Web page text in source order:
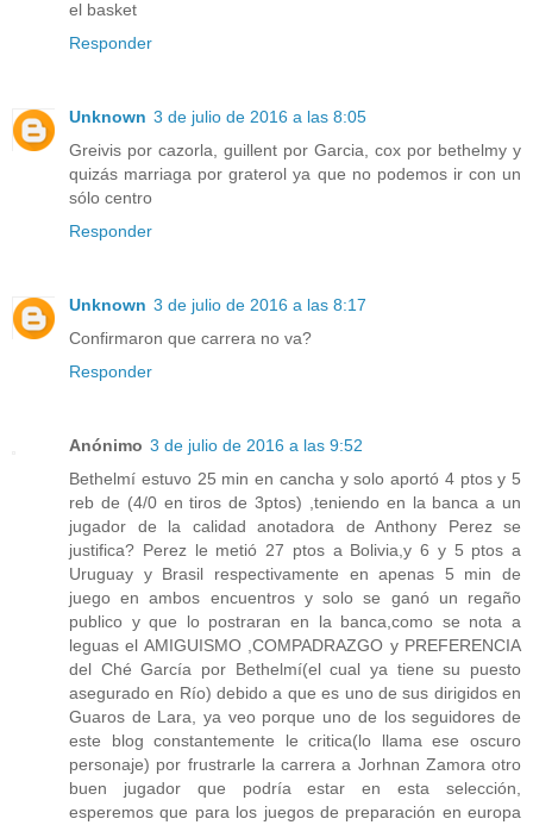
el basket
Responder
Unknown 3 de julio de 2016 a las 8:05
Greivis por cazorla, guillent por Garcia, cox por bethelmy y
quizás marriaga por graterol ya que no podemos ir con un
sólo centro
Responder
Unknown 3 de julio de 2016 a las 8:17
Confirmaron que carrera no va?
Responder
Anónimo 3 de julio de 2016 a las 9:52
Bethelmí estuvo 25 min en cancha y solo aportó 4 ptos y 5
reb de (4/0 en tiros de 3ptos) ,teniendo en la banca a un
jugador de la calidad anotadora de Anthony Perez se
justifica? Perez le metió 27 ptos a Bolivia,y 6 y 5 ptos a
Uruguay y Brasil respectivamente en apenas 5 min de
juego en ambos encuentros y solo se ganó un regaño
publico y que lo postraran en la banca,como se nota a
leguas el AMIGUISMO ,COMPADRAZGO y PREFERENCIA
del Ché García por Bethelmí(el cual ya tiene su puesto
asegurado en Río) debido a que es uno de sus dirigidos en
Guaros de Lara, ya veo porque uno de los seguidores de
este blog constantemente le critica(lo llama ese oscuro
personaje) por frustrarle la carrera a Jorhnan Zamora otro
buen jugador que podría estar en esta selección,
esperemos que para los juegos de preparación en europa